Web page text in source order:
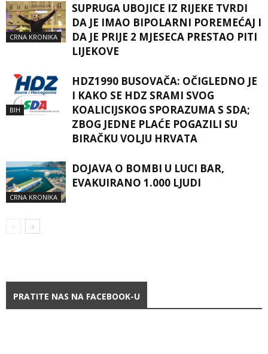
CRNA KRONIKA
SUPRUGA UBOJICE IZ RIJEKE TVRDI
DA JE IMAO BIPOLARNI POREMEĆAJ I
DA JE PRIJE 2 MJESECA PRESTAO PITI
LIJEKOVE
BIH
HDZ1990 BUSOVAČA: OČIGLEDNO JE
I KAKO SE HDZ SRAMI SVOG
KOALICIJSKOG SPORAZUMA S SDA;
ZBOG JEDNE PLAĆE POGAZILI SU
BIRAČKU VOLJU HRVATA
CRNA KRONIKA
DOJAVA O BOMBI U LUCI BAR,
EVAKUIRANO 1.000 LJUDI
PRATITE NAS NA FACEBOOK-U